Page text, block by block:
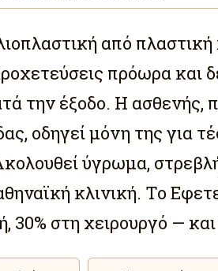
από
πρόωρα και
την έξοδο. Η ασθενής,
οδηγεί μόνη της για
ύγρωμα,
κλινική. Το
30% στη χειρουργό — και